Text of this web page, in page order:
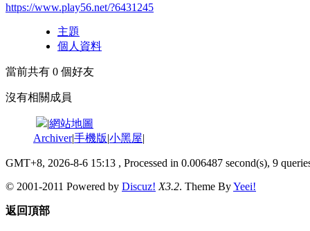
https://www.play56.net/?6431245
主題
個人資料
當前共有 0 個好友
沒有相關成員
|網站地圖
Archiver|手機版|小黑屋|
GMT+8, 2026-8-6 15:13 , Processed in 0.006487 second(s), 9
© 2001-2011 Powered by Discuz! X3.2. Theme ByYeei!
返回頂部